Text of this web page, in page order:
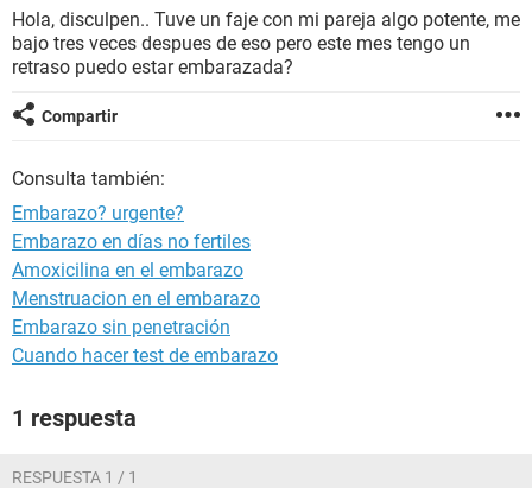
BIENESTAR
Hola, disculpen.. Tuve un faje con mi pareja algo potente, me
bajo tres veces despues de eso pero este mes tengo un
retraso puedo estar embarazada?
Compartir
Consulta también:
Embarazo? urgente?
Embarazo en días no fertiles
Amoxicilina en el embarazo
Menstruacion en el embarazo
Embarazo sin penetración
Cuando hacer test de embarazo
1 respuesta
RESPUESTA 1 / 1